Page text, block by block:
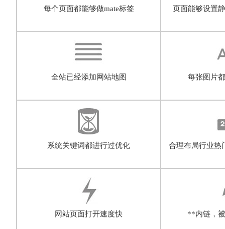
每个页面都能够做mate标签 页面能够设置
全站已经添加网站地图 每张图片
系统关键词都进行过优化 合理布局行业热
网站页面打开速度快 **内链，